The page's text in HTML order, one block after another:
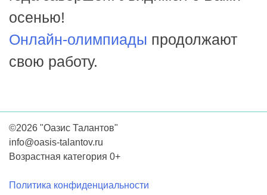
осенью!
Онлайн-олимпиады продолжают
свою работу.
©2026 "Оазис Талантов"
info@oasis-talantov.ru
Возрастная категория 0+
Политика конфиденциальности